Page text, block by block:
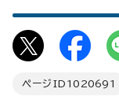
ページID 1020691